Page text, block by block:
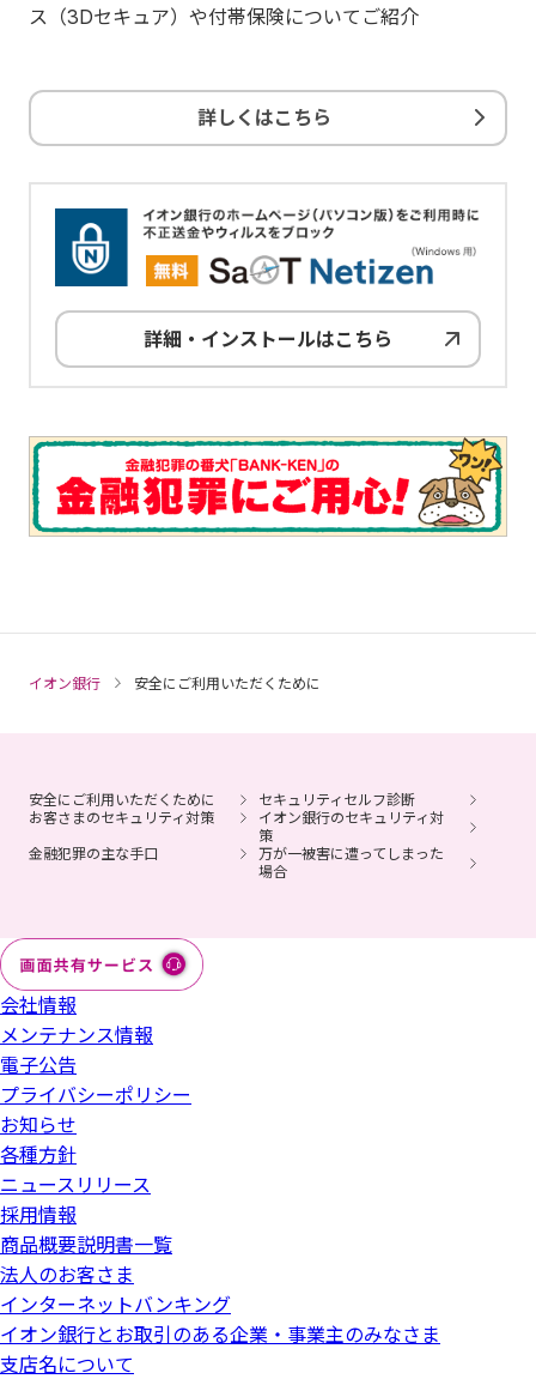
ス（3Dセキュア）や付帯保険についてご紹介
詳しくはこちら
詳細・インストールはこちら
イオン銀行 安全にご利用いただくために
安全にご利用いただくために
セキュリティセルフ診断
お客さまのセキュリティ対策
イオン銀行のセキュリティ対
策
金融犯罪の主な手口
万が一被害に遭ってしまった
場合
会社情報
メンテナンス情報
電子公告
プライバシーポリシー
お知らせ
各種方針
ニュースリリース
採用情報
商品概要説明書一覧
法人のお客さま
インターネットバンキング
イオン銀行とお取引のある企業・事業主のみなさま
支店名について